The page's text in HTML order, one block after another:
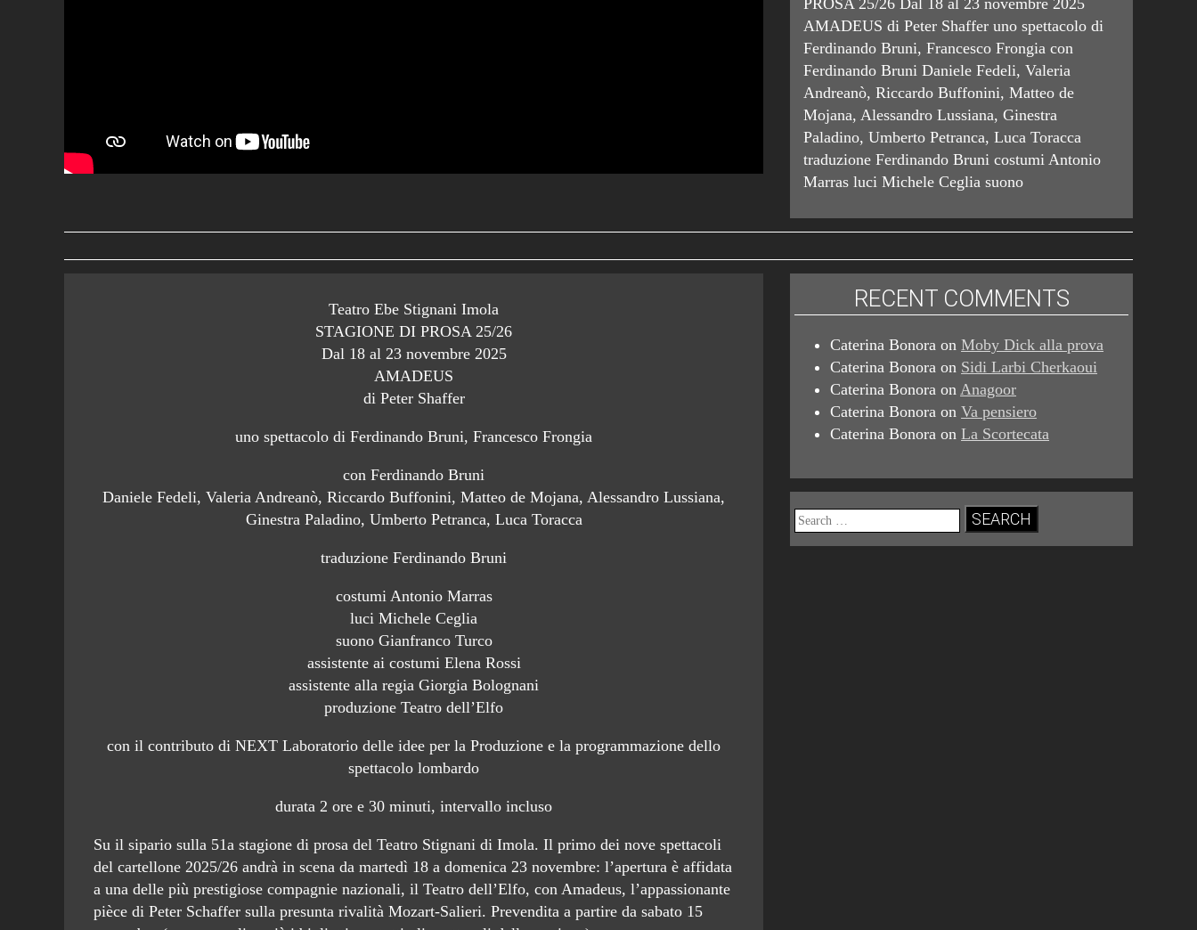
AMADEUS di Peter Shaffer uno spettacolo di
Ferdinando Bruni, Francesco Frongia con
Ferdinando Bruni Daniele Fedeli, Valeria
Andreanò, Riccardo Buffonini, Matteo de
Mojana, Alessandro Lussiana, Ginestra
Paladino, Umberto Petranca, Luca Toracca
traduzione Ferdinando Bruni costumi Antonio
Marras luci Michele Ceglia suono
Teatro Ebe Stignani Imola
STAGIONE DI PROSA 25/26
Dal 18 al 23 novembre 2025
AMADEUS
di Peter Shaffer
uno spettacolo di Ferdinando Bruni, Francesco Frongia
con Ferdinando Bruni
Daniele Fedeli, Valeria Andreanò, Riccardo Buffonini, Matteo de Mojana, Alessandro Lussiana,
Ginestra Paladino, Umberto Petranca, Luca Toracca
traduzione Ferdinando Bruni
costumi Antonio Marras
luci Michele Ceglia
suono Gianfranco Turco
assistente ai costumi Elena Rossi
assistente alla regia Giorgia Bolognani
produzione Teatro dell’Elfo
con il contributo di NEXT Laboratorio delle idee per la Produzione e la programmazione dello
spettacolo lombardo
durata 2 ore e 30 minuti, intervallo incluso
Su il sipario sulla 51a stagione di prosa del Teatro Stignani di Imola. Il primo dei nove spettacoli
del cartellone 2025/26 andrà in scena da martedì 18 a domenica 23 novembre: l’apertura è affidata
a una delle più prestigiose compagnie nazionali, il Teatro dell’Elfo, con Amadeus, l’appassionante
pièce di Peter Schaffer sulla presunta rivalità Mozart-Salieri. Prevendita a partire da sabato 15
RECENT COMMENTS
Caterina Bonora onMoby Dick alla prova
Caterina Bonora on Sidi Larbi Cherkaoui
Caterina Bonora onAnagoor
Caterina Bonora onVa pensiero
Caterina Bonora onLa Scortecata
Search
for: